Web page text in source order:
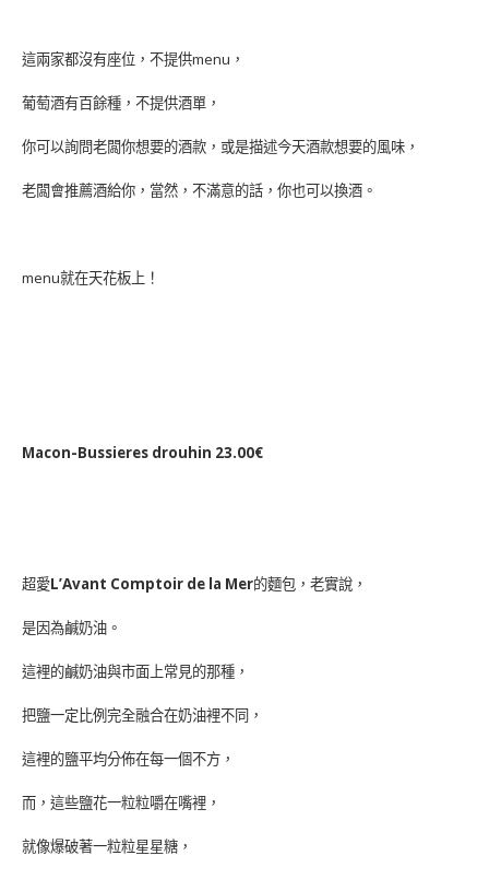
這兩家都沒有座位，不提供menu，
葡萄酒有百餘種，不提供酒單，
你可以詢問老闆你想要的酒款，或是描述今天酒款想要的風味，
老闆會推薦酒給你，當然，不滿意的話，你也可以換酒。
menu就在天花板上！
Macon-Bussieres drouhin 23.00€
超愛L’Avant Comptoir de la Mer的麵包，老實說，
是因為鹹奶油。
這裡的鹹奶油與市面上常見的那種，
把鹽一定比例完全融合在奶油裡不同，
這裡的鹽平均分佈在每一個不方，
而，這些鹽花一粒粒嚼在嘴裡，
就像爆破著一粒粒星星糖，